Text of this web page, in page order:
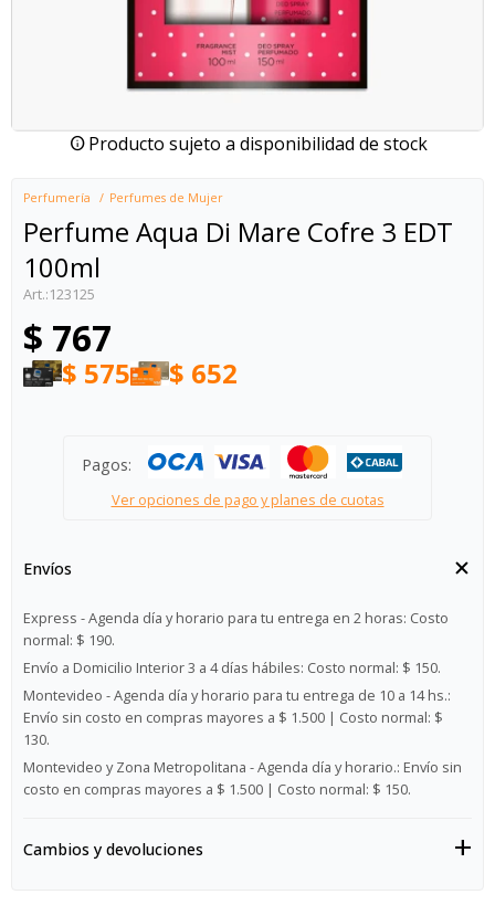
Producto sujeto a disponibilidad de stock
Perfumería Perfumes de Mujer
Perfume Aqua Di Mare Cofre 3 EDT
100ml
123125
$ 767
$ 575 $ 652
Pagos:
Ver opciones de pago y planes de cuotas
Envíos
Express - Agenda día y horario para tu entrega en 2 horas: Costo
normal: $ 190.
Envío a Domicilio Interior 3 a 4 días hábiles: Costo normal: $ 150.
Montevideo - Agenda día y horario para tu entrega de 10 a 14 hs.:
Envío sin costo en compras mayores a $ 1.500 | Costo normal: $
130.
Montevideo y Zona Metropolitana - Agenda día y horario.: Envío sin
costo en compras mayores a $ 1.500 | Costo normal: $ 150.
Cambios y devoluciones